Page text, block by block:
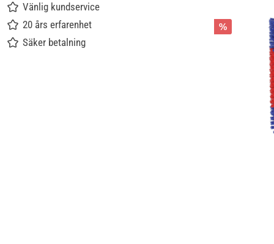
Vänlig kundservice
20 års erfarenhet
Säker betalning
%